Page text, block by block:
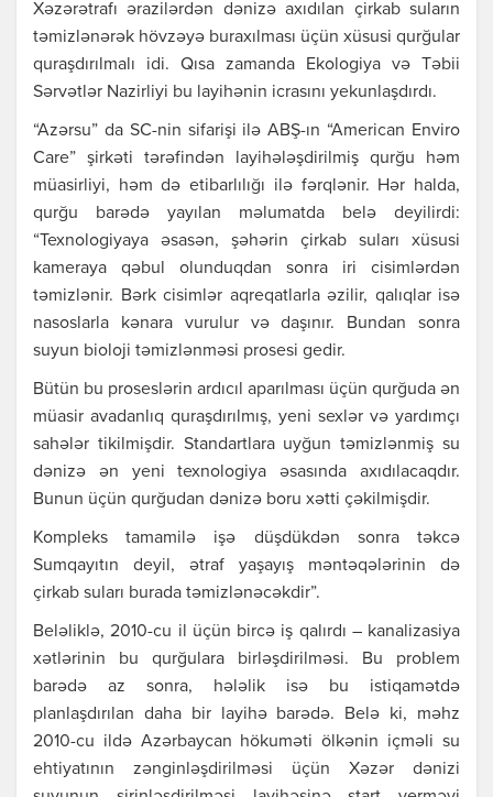
Xəzərətrafı ərazilərdən dənizə axıdılan çirkab suların
təmizlənərək hövzəyə buraxılması üçün xüsusi qurğular
quraşdırılmalı idi. Qısa zamanda Ekologiya və Təbii
Sərvətlər Nazirliyi bu layihənin icrasını yekunlaşdırdı.
“Azərsu” da SC-nin sifarişi ilə ABŞ-ın “American Enviro
Care” şirkəti tərəfindən layihələşdirilmiş qurğu həm
müasirliyi, həm də etibarlılığı ilə fərqlənir. Hər halda,
qurğu barədə yayılan məlumatda belə deyilirdi:
“Texnologiyaya əsasən, şəhərin çirkab suları xüsusi
kameraya qəbul olunduqdan sonra iri cisimlərdən
təmizlənir. Bərk cisimlər aqreqatlarla əzilir, qalıqlar isə
nasoslarla kənara vurulur və daşınır. Bundan sonra
suyun bioloji təmizlənməsi prosesi gedir.
Bütün bu proseslərin ardıcıl aparılması üçün qurğuda ən
müasir avadanlıq quraşdırılmış, yeni sexlər və yardımçı
sahələr tikilmişdir. Standartlara uyğun təmizlənmiş su
dənizə ən yeni texnologiya əsasında axıdılacaqdır.
Bunun üçün qurğudan dənizə boru xətti çəkilmişdir.
Kompleks tamamilə işə düşdükdən sonra təkcə
Sumqayıtın deyil, ətraf yaşayış məntəqələrinin də
çirkab suları burada təmizlənəcəkdir”.
Beləliklə, 2010-cu il üçün bircə iş qalırdı – kanalizasiya
xətlərinin bu qurğulara birləşdirilməsi. Bu problem
barədə az sonra, hələlik isə bu istiqamətdə
planlaşdırılan daha bir layihə barədə. Belə ki, məhz
2010-cu ildə Azərbaycan hökuməti ölkənin içməli su
ehtiyatının zənginləşdirilməsi üçün Xəzər dənizi